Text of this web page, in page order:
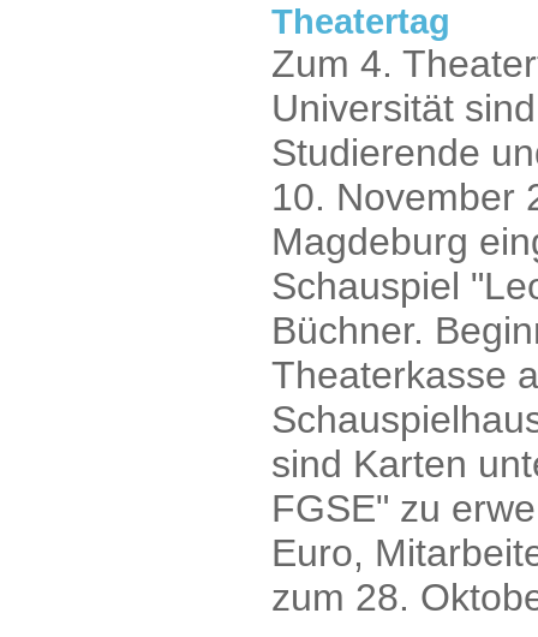
Theatertag
Zum 4.
Universität
Studierende
10. November
Magdeburg
Schauspiel
Büchner.
Theaterkasse
sind Karten
FGSE" zu
Euro,
zum 28.